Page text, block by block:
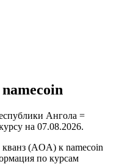
=
на 07.08.2026.
(AOA) к namecoin
по курсам